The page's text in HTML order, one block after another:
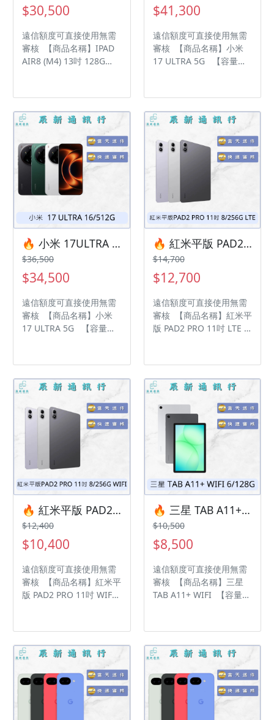
6339809 在地經營12年店
6339809 在地經營12年店
$30,500
遠信額度可直接使用無需
審核 【商品名稱】IPAD
AIR8 (M4) 13吋 128G
任何問題都歡迎洽群官方
LINE：@kjg6280d • 七日
鑑賞期內，如商品有問
題，請盡速向我們告知並
且協助處理 • 全新品為原
廠保固一年，中古機店家
保固15天 • 店家擁有隨時
修改、變更、暫停活動之
LINE來幫您安排快速審核
及回報審核進度 LINE
ID:@kjg6280d 大呼小叫
辰通訊行 雲林縣虎尾鎮林
森路二段200號 電話:05-
6339809 在地經營12年店
$41,300
遠信額度可直接使用無需
審核 【商品名稱】小米
17 ULTRA 5G 【容量】
迎洽群官方LINE：
@kjg6280d • 七日鑑賞期
內，如商品有問題，請盡
速向我們告知並且協助處
理 • 全新品為原廠保固一
年，中古機店家保固15天
前請先私訊和加LINE來幫
您安排快速審核及回報審
核進度 LINE
ID:@kjg6280d 大呼小叫
辰通訊行 雲林縣虎尾鎮林
森路二段200號 電話:05-
6339809 在地經營12年店
🔥 小米 17ULTRA 5G 16/512G 送攝影套組有額度快速過件 🎯 想換新機？現在就是最佳時機！現貨當天審件當天過件即可以馬上寄出
$36,500
$34,500
遠信額度可直接使用無需
審核 【商品名稱】小米
17 ULTRA 5G 【容量】
迎洽群官方LINE：
@kjg6280d • 七日鑑賞期
內，如商品有問題，請盡
速向我們告知並且協助處
理 • 全新品為原廠保固一
年，中古機店家保固15天
前請先私訊和加LINE來幫
您安排快速審核及回報審
核進度 LINE
ID:@kjg6280d 大呼小叫
辰通訊行 雲林縣虎尾鎮林
森路二段200號 電話:05-
6339809 在地經營12年店
🔥 紅米平版 PAD2 PRO 11吋 8/256G LTE 有額度快速過件 🎯 想換新機？現在就是最佳時機！現貨當天審件當天過件即可以馬上寄出
$14,700
$12,700
遠信額度可直接使用無需
審核 【商品名稱】紅米平
版 PAD2 PRO 11吋 LTE
問題都歡迎洽群官方
LINE：@kjg6280d • 七日
鑑賞期內，如商品有問
題，請盡速向我們告知並
且協助處理 • 全新品為原
廠保固一年，中古機店家
保固15天 • 店家擁有隨時
修改、變更、暫停活動之
權利 下單前請先私訊和加
LINE來幫您安排快速審核
及回報審核進度 LINE
ID:@kjg6280d 大呼小叫
辰通訊行 雲林縣虎尾鎮林
森路二段200號 電話:05-
6339809 在地經營12年店
🔥 紅米平版 PAD2 PRO 11吋 8/256G WIFI 有額度快速過件 🎯 想換新機？現在就是最佳時機！現貨當天審件當天過件即可以馬上寄出
$12,400
$10,400
遠信額度可直接使用無需
審核 【商品名稱】紅米平
版 PAD2 PRO 11吋 WIFI
問題都歡迎洽群官方
LINE：@kjg6280d • 七日
鑑賞期內，如商品有問
題，請盡速向我們告知並
且協助處理 • 全新品為原
廠保固一年，中古機店家
🔥 三星 TAB A11+ WIFI 6/128G 有額度快速過件 🎯 想換新機？現在就是最佳時機！現貨當天審件當天過件即可以馬上寄出
$10,500
$8,500
遠信額度可直接使用無需
審核 【商品名稱】三星
TAB A11+ WIFI 【容量】
迎洽群官方LINE：
@kjg6280d • 七日鑑賞期
內，如商品有問題，請盡
速向我們告知並且協助處
理 • 全新品為原廠保固一
年，中古機店家保固15天